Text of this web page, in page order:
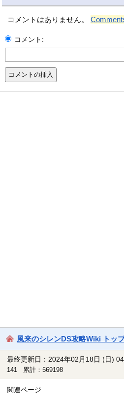
コメントはありません。
コメント:
風来のシレンDS攻略Wiki トッ
最終更新日：2024年02月18日 (日)
141 累計：569198
関連ページ